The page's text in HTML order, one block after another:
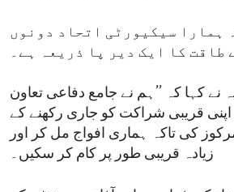
ہمارا سیکیورٹی اتحاد دونوں
طاقت کا ایک دیر پا ذریعہ ہے۔
نے کہا کہ ’’ہم نے جامع دفاعی تعاون
قریبی شراکت کو جاری رکھنے کے
کی تاکہ ہماری افواج مل کر اور
زیادہ قریبی طور پر کام کر سکیں۔